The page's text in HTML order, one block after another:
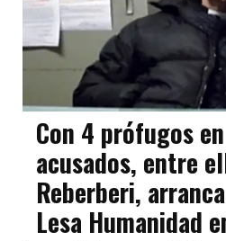
Con 4 prófugos
acusados, entre
Reberberi,
Lesa Humanidad